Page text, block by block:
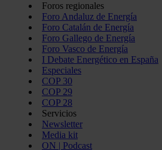
Foros regionales
Foro Andaluz de Energía
Foro Catalán de Energía
Foro Gallego de Energía
Foro Vasco de Energía
I Debate Energético en España
Especiales
COP 30
COP 29
COP 28
Servicios
Newsletter
Media kit
ON | Podcast